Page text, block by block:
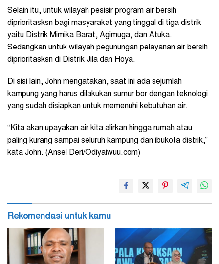
Selain itu, untuk wilayah pesisir program air bersih
diprioritasksn bagi masyarakat yang tinggal di tiga distrik
yaitu Distrik Mimika Barat, Agimuga, dan Atuka.
Sedangkan untuk wilayah pegunungan pelayanan air bersih
diprioritasksn di Distrik Jila dan Hoya.
Di sisi lain, John mengatakan, saat ini ada sejumlah
kampung yang harus dilakukan sumur bor dengan teknologi
yang sudah disiapkan untuk memenuhi kebutuhan air.
“Kita akan upayakan air kita alirkan hingga rumah atau
paling kurang sampai seluruh kampung dan ibukota distrik,”
kata John. (Ansel Deri/Odiyaiwuu.com)
Rekomendasi untuk kamu